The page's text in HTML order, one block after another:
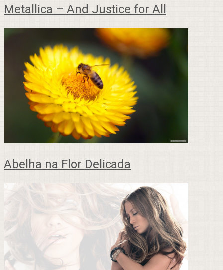
Metallica – And Justice for All
Abelha na Flor Delicada